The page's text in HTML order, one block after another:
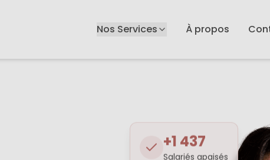
Nos Services À propos
+1 437
Salariés apaisés